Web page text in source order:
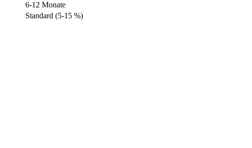
6-12 Monate
Standard (5-15 %)